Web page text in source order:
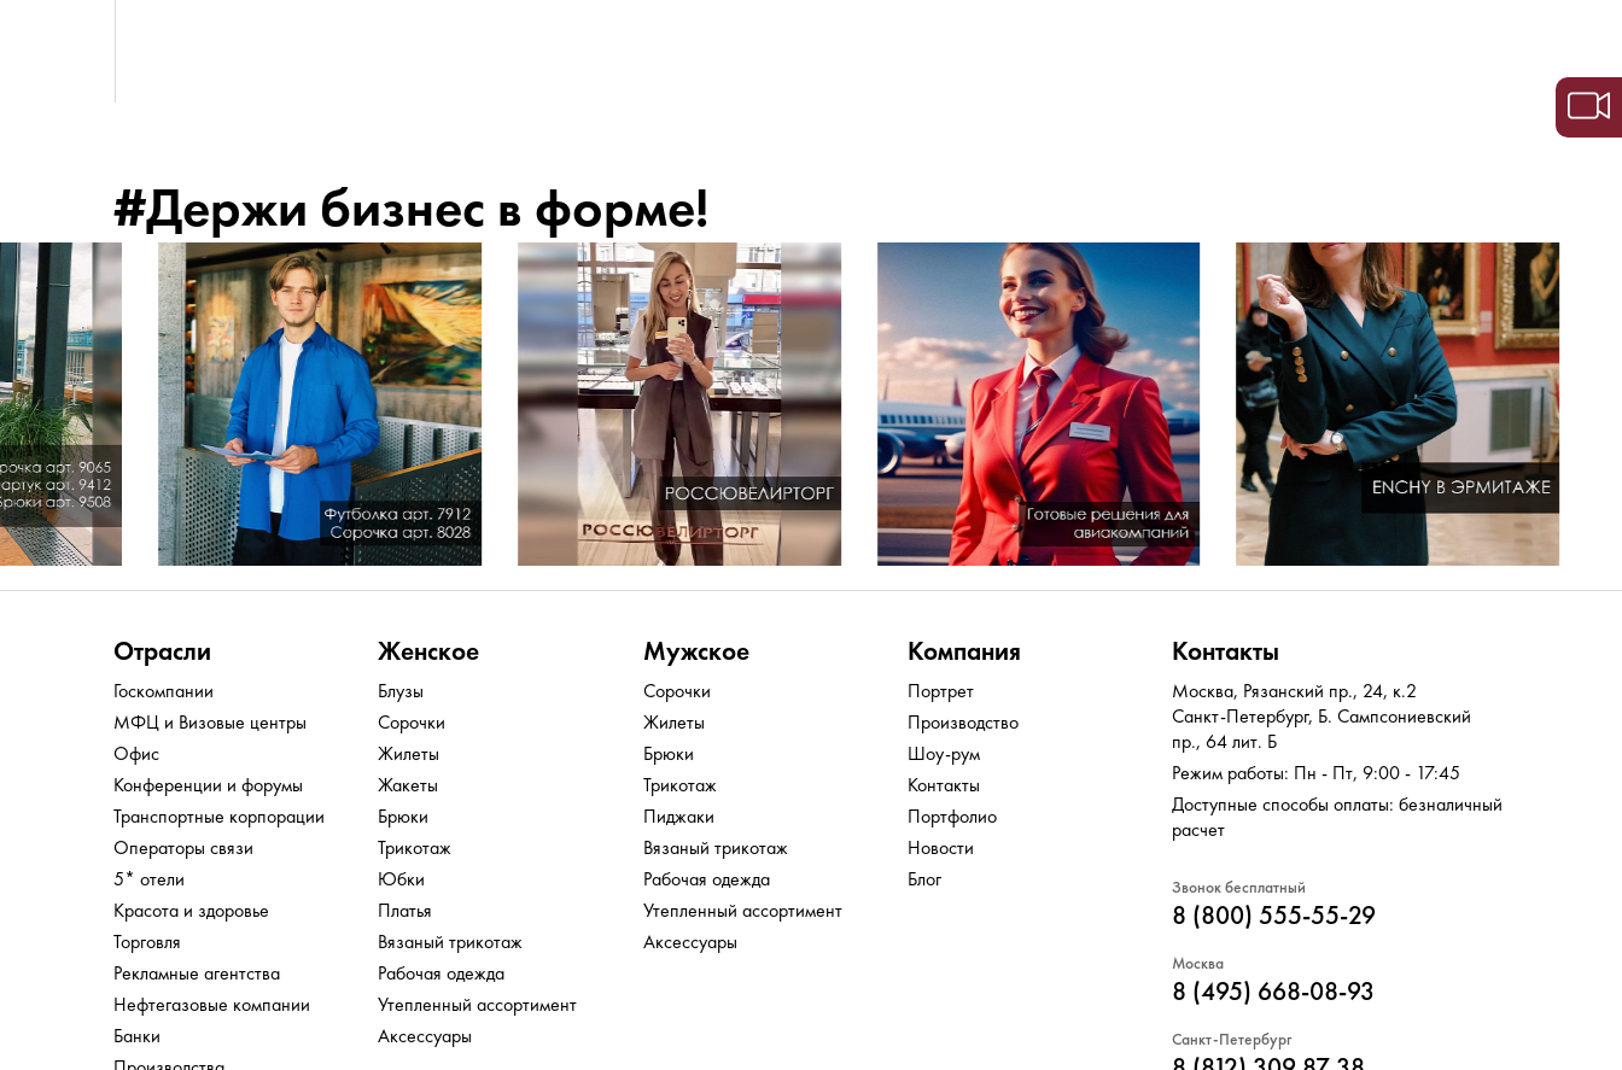
#Держи бизнес в форме!
Отрасли
Госкомпании
МФЦ и Визовые центры
Офис
Конференции и форумы
Транспортные корпорации
Операторы связи
5* отели
Красота и здоровье
Торговля
Рекламные агентства
Нефтегазовые компании
Банки
Женское
Блузы
Сорочки
Жилеты
Жакеты
Брюки
Трикотаж
Юбки
Платья
Вязаный трикотаж
Рабочая одежда
Утепленный ассортимент
Аксессуары
Мужское
Сорочки
Жилеты
Брюки
Трикотаж
Пиджаки
Вязаный трикотаж
Рабочая одежда
Утепленный ассортимент
Аксессуары
Компания
Портрет
Производство
Шоу-рум
Контакты
Портфолио
Новости
Блог
Контакты
Москва, Рязанский пр., 24, к.2
Санкт-Петербург, Б. Сампсониевский
пр., 64 лит. Б
Режим работы: Пн - Пт, 9:00 - 17:45
Доступные способы оплаты: безналичный
расчет
Звонок бесплатный
8 (800) 555-55-29
Москва
8 (495) 668-08-93
Санкт-Петербург